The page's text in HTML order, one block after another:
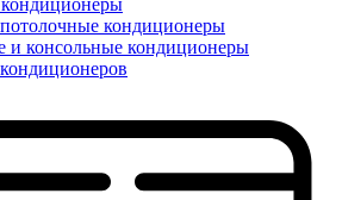
кондиционеры
и консольные кондиционеры